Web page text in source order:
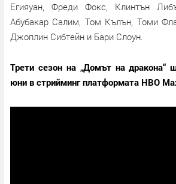
Егияуан, Фреди Фокс, Клинтън
Абубакар Салим, Том Кълън, Томи
Джоплин Сибтейн и Бари Слоун.
Трети сезон на „Домът на
юни в стрийминг платформата HBO